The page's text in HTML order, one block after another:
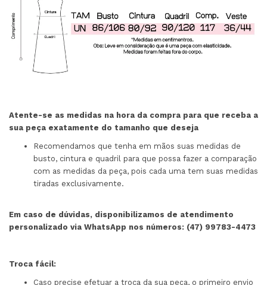
Atente-se as medidas na hora da compra para que receba a
sua peça exatamente do tamanho que deseja
Recomendamos que tenha em mãos suas medidas de
busto, cintura e quadril para que possa fazer a comparação
com as medidas da peça, pois cada uma tem suas medidas
tiradas exclusivamente.
Em caso de dúvidas, disponibilizamos de atendimento
personalizado via WhatsApp nos números: (47) 99783-4473
Troca fácil:
Caso precise efetuar a troca da sua peça, o primeiro envio